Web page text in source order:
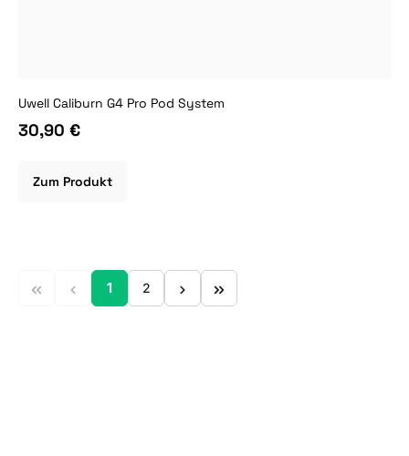
Uwell Caliburn G4 Pro Pod System
30,90 €
Zum Produkt
Seite
1
Seite
2